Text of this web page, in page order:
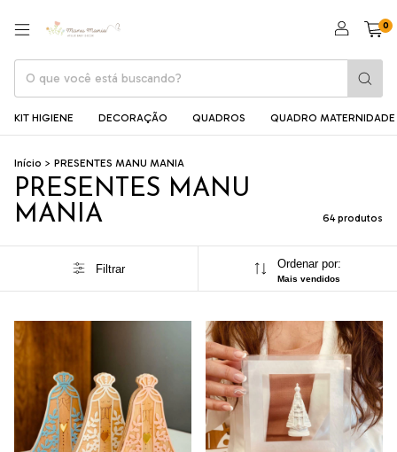
0
KIT HIGIENE DECORAÇÃO QUADROS QUADRO MATERNIDADE
Início > PRESENTES MANU MANIA
PRESENTES MANU
MANIA
64 produtos
Filtrar Ordenar por:
Mais vendidos